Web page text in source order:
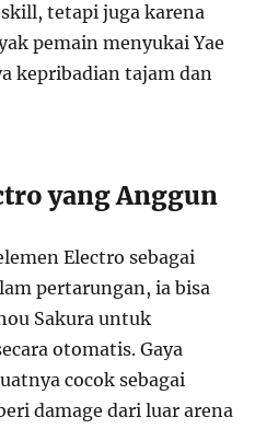
tetapi juga karena
pemain menyukai Yae
kepribadian tajam dan
yang Anggun
Electro sebagai
pertarungan, ia bisa
Sakura untuk
otomatis. Gaya
cocok sebagai
damage dari luar arena